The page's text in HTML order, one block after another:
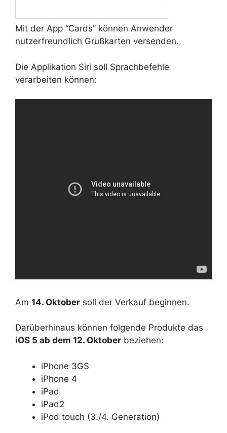
Mit der App “Cards” können Anwender
nutzerfreundlich Grußkarten versenden.
Die Applikation Siri soll Sprachbefehle
verarbeiten können:
Am 14. Oktober soll der Verkauf beginnen.
Darüberhinaus können folgende Produkte das
iOS 5 ab dem 12. Oktober beziehen:
iPhone 3GS
iPhone 4
iPad
iPad2
iPod touch (3./4. Generation)